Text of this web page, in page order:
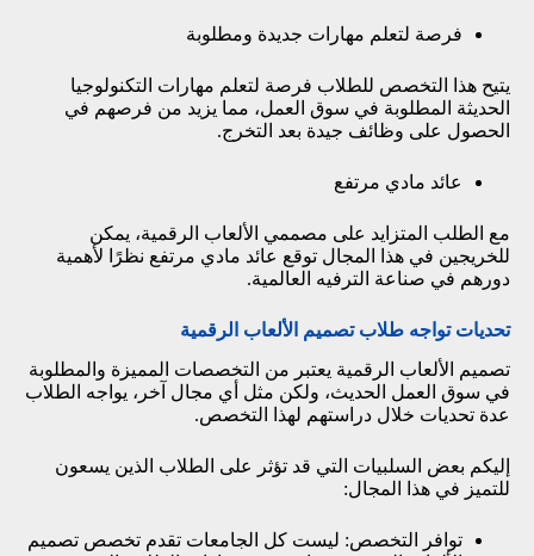
فرصة لتعلم مهارات جديدة ومطلوبة
يتيح هذا التخصص للطلاب فرصة لتعلم مهارات التكنولوجيا
الحديثة المطلوبة في سوق العمل، مما يزيد من فرصهم في
الحصول على وظائف جيدة بعد التخرج.
عائد مادي مرتفع
مع الطلب المتزايد على مصممي الألعاب الرقمية، يمكن
للخريجين في هذا المجال توقع عائد مادي مرتفع نظرًا لأهمية
دورهم في صناعة الترفيه العالمية.
تحديات تواجه طلاب تصميم الألعاب الرقمية
تصميم الألعاب الرقمية يعتبر من التخصصات المميزة والمطلوبة
في سوق العمل الحديث، ولكن مثل أي مجال آخر، يواجه الطلاب
عدة تحديات خلال دراستهم لهذا التخصص.
إليكم بعض السلبيات التي قد تؤثر على الطلاب الذين يسعون
للتميز في هذا المجال:
توافر التخصص: ليست كل الجامعات تقدم تخصص تصميم